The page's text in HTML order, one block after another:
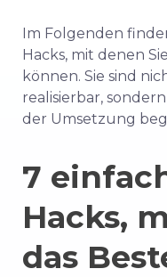
Im Folgenden
Hacks, mit denen
können. Sie sind
realisierbar,
der Umsetzung
7
Hacks,
das